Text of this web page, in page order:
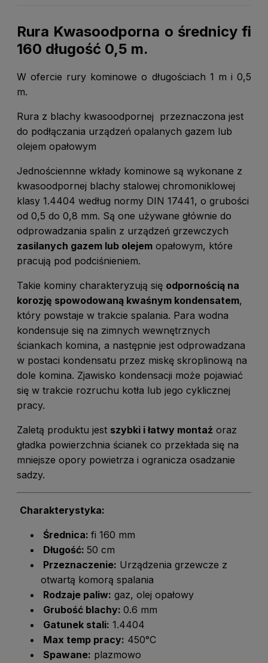
Rura Kwasoodporna o średnicy fi
160 długość 0,5 m.
W ofercie rury kominowe o długościach 1 m i 0,5
m.
Rura z blachy kwasoodpornej przeznaczona jest
do podłączania urządzeń opalanych gazem lub
olejem opałowym
Jednościennne wkłady kominowe są wykonane z
kwasoodpornej blachy stalowej chromoniklowej
klasy 1.4404 według normy DIN 17441, o grubości
od 0,5 do 0,8 mm. Są one używane głównie do
odprowadzania spalin z urządzeń grzewczych
zasilanych gazem lub olejem opałowym, które
pracują pod podciśnieniem.
Takie kominy charakteryzują się odpornością na
korozję spowodowaną kwaśnym kondensatem,
który powstaje w trakcie spalania. Para wodna
kondensuje się na zimnych wewnętrznych
ściankach komina, a następnie jest odprowadzana
w postaci kondensatu przez miskę skroplinową na
dole komina. Zjawisko kondensacji może pojawiać
się w trakcie rozruchu kotła lub jego cyklicznej
pracy.
Zaletą produktu jest szybki i łatwy montaż oraz
gładka powierzchnia ścianek co przekłada się na
mniejsze opory powietrza i ogranicza osadzanie
sadzy.
Charakterystyka:
Średnica: fi 160 mm
Długość: 50 cm
Przeznaczenie: Urządzenia grzewcze z
otwartą komorą spalania
Rodzaje paliw: gaz, olej opałowy
Grubość blachy: 0.6 mm
Gatunek stali: 1.4404
Max temp pracy: 450°C
Spawane: plazmowo